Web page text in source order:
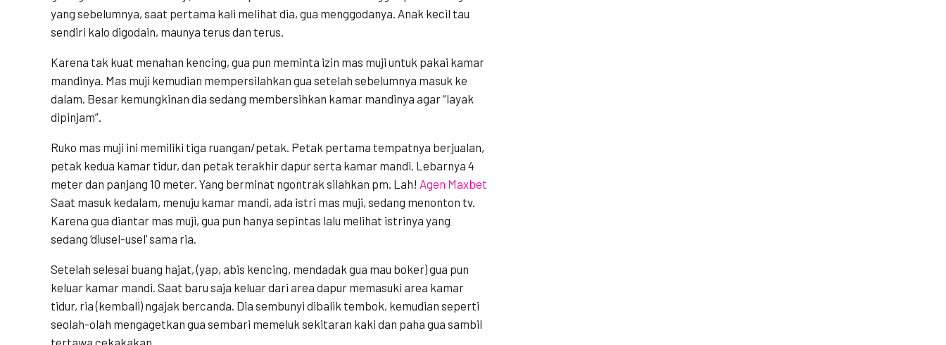
yang sebelumnya, saat pertama kali melihat dia, gua menggodanya. Anak kecil tau
sendiri kalo digodain, maunya terus dan terus.
Karena tak kuat menahan kencing, gua pun meminta izin mas muji untuk pakai kamar
mandinya. Mas muji kemudian mempersilahkan gua setelah sebelumnya masuk ke
dalam. Besar kemungkinan dia sedang membersihkan kamar mandinya agar “layak
dipinjam”.
Ruko mas muji ini memiliki tiga ruangan/petak. Petak pertama tempatnya berjualan,
petak kedua kamar tidur, dan petak terakhir dapur serta kamar mandi. Lebarnya 4
meter dan panjang 10 meter. Yang berminat ngontrak silahkan pm. Lah! Agen Maxbet
Saat masuk kedalam, menuju kamar mandi, ada istri mas muji, sedang menonton tv.
Karena gua diantar mas muji, gua pun hanya sepintas lalu melihat istrinya yang
sedang ‘diusel-usel’ sama ria.
Setelah selesai buang hajat, (yap, abis kencing, mendadak gua mau boker) gua pun
keluar kamar mandi. Saat baru saja keluar dari area dapur memasuki area kamar
tidur, ria (kembali) ngajak bercanda. Dia sembunyi dibalik tembok, kemudian seperti
seolah-olah mengagetkan gua sembari memeluk sekitaran kaki dan paha gua sambil